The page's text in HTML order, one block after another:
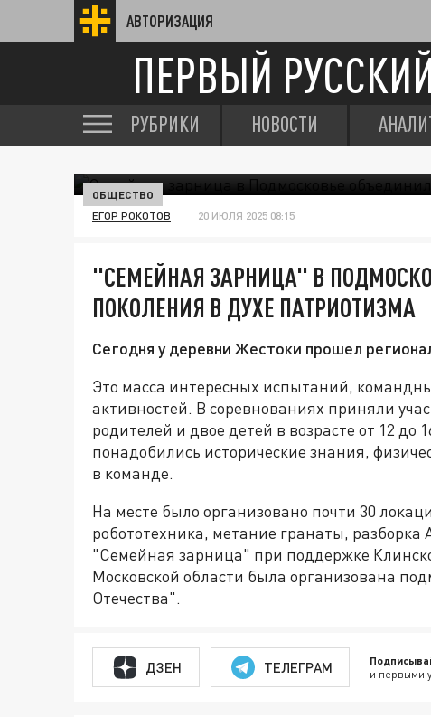
АВТОРИЗАЦИЯ
ПЕРВЫЙ
РУБРИКИ НОВОСТИ
ОБЩЕСТВО
ЕГОР РОКОТОВ 20 ИЮЛЯ 2025 08:15
"СЕМЕЙНАЯ ЗАРНИЦА" В
ПОКОЛЕНИЯ В ДУХЕ ПАТРИОТИЗМА
Сегодня у деревни Жестоки прошел
Это масса интересных испытаний,
активностей. В соревнованиях приняли
родителей и двое детей в возрасте от 12
понадобились исторические знания,
в команде.
На месте было организовано почти 30
робототехника, метание гранаты,
"Семейная зарница" при поддержке
Московской области была организована
Отечества".
ДЗЕН ТЕЛЕГРАМ и первыми